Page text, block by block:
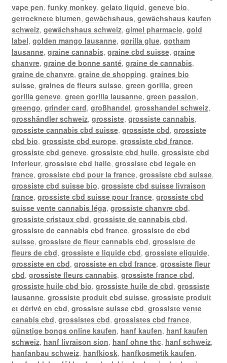
vape pen, funky monkey, gelato liquid, geneve bio,
getrocknete blumen, gewächshaus, gewächshaus kaufen
schweiz, gewächshaus schweiz, gimel pharmacie, gold
label, golden mango lausanne, gorilla glue, gotham
lausanne, graine cannabis, graine cbd suisse, graine
chanvre, graine de bonne santé, graine de cannabis,
graine de chanvre, graine de shopping, graines bio
suisse, graines de fleurs suisse, green gorilla, green
gorilla geneve, green gorilla lausanne, green passion,
greengo, grinder card, großhandel, grosshandel schweiz,
grosshändler schweiz, grossiste, grossiste cannabis,
grossiste cannabis cbd suisse, grossiste cbd, grossiste
cbd bio, grossiste cbd europe, grossiste cbd france,
grossiste cbd geneve, grossiste cbd huile, grossiste cbd
inferieur, grossiste cbd italie, grossiste cbd legale en
france, grossiste cbd pour la france, grossiste cbd suisse,
grossiste cbd suisse bio, grossiste cbd suisse livraison
france, grossiste cbd suisse pour france, grossiste cbd
suisse vente cannabis léga, grossiste chanvre cbd,
grossiste cristaux cbd, grossiste de cannabis cbd,
grossiste de cannabis cbd france, grossiste de cbd
suisse, grossiste de fleur cannabis cbd, grossiste de
fleurs de cbd, grossiste e liquide cbd, grossiste eliquide,
grossiste en cbd, grossiste en cbd france, grossiste fleur
cbd, grossiste fleurs cannabis, grossiste france cbd,
grossiste huile cbd bio, grossiste huile de cbd, grossiste
lausanne, grossiste produit cbd suisse, grossiste produit
et dérivé en cbd, grossiste suisse cbd, grossiste vente
canabis cbd, grossistes cbd, grossistes cbd france,
günstige bongs online kaufen, hanf kaufen, hanf kaufen
schweiz, hanf livraison sion, hanf ohne thc, hanf schweiz,
hanfanbau schweiz, hanfkiosk, hanfkosmetik kaufen,